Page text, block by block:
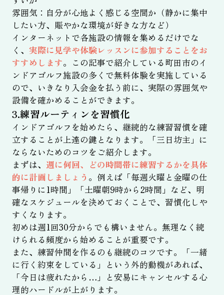
雰囲気：自分が心地よく感じる空間か（静かに集中
したい方、賑やかな環境が好きな方など）
インターネットで各施設の情報を集めるだけでな
く、 実際に見学や体験レッスンに参加することをお
すすめします。この記事で紹介している町田市のイ
ンドアゴルフ施設の多くで無料体験を実施している
ので、いきなり入会金を払う前に、実際の雰囲気や
設備を確かめることができます。
3.練習ルーティンを習慣化
インドアゴルフを始めたら、継続的な練習習慣を確
立することが上達の鍵となります。「三日坊主」に
ならないためのコツをご紹介します。
まずは、 週に何回、どの時間帯に練習するかを具体
的に計画しましょう 。例えば「毎週火曜と金曜の仕
事帰りに1時間」「土曜朝9時から2時間」など、明
確なスケジュールを決めておくことで、習慣化しや
すくなります。
初めは週1回30分からでも構いません。無理なく続
けられる頻度から始めることが重要です。
また、練習仲間を作るのも継続のコツです。「一緒
に行く約束をしている」という外的動機があれば、
「今日は疲れたから…」と安易にキャンセルする心
理的ハードルが上がります。